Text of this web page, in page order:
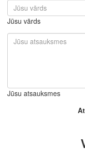
Jūsu vārds
Jūsu atsauksmes